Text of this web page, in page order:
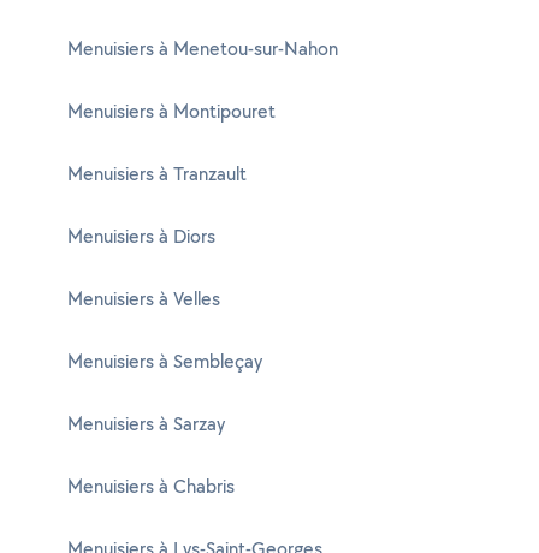
Menuisiers à Menetou-sur-Nahon
Menuisiers à Montipouret
Menuisiers à Tranzault
Menuisiers à Diors
Menuisiers à Velles
Menuisiers à Sembleçay
Menuisiers à Sarzay
Menuisiers à Chabris